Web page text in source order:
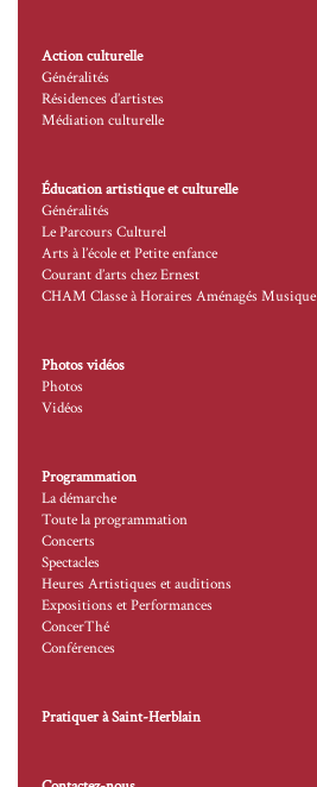
Action culturelle
Généralités
Résidences d’artistes
Médiation culturelle
Éducation artistique et culturelle
Généralités
Le Parcours Culturel
Arts à l’école et Petite enfance
Courant d’arts chez Ernest
CHAM Classe à Horaires Aménagés Musique
Photos vidéos
Photos
Vidéos
Programmation
La démarche
Toute la programmation
Concerts
Spectacles
Heures Artistiques et auditions
Expositions et Performances
ConcerThé
Conférences
Pratiquer à Saint-Herblain